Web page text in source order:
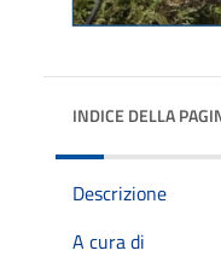
INDICE DELLA
Descrizione
A cura di